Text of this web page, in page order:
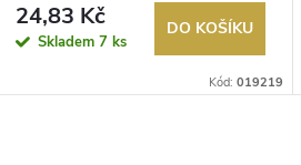
24,83 Kč
Skladem 7 ks
DO KOŠÍKU
Kód: 019219